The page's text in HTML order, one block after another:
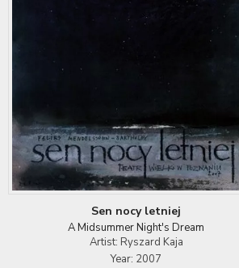
Sen nocy letniej
A Midsummer Night's Dream
Artist: Ryszard Kaja
Year: 2007